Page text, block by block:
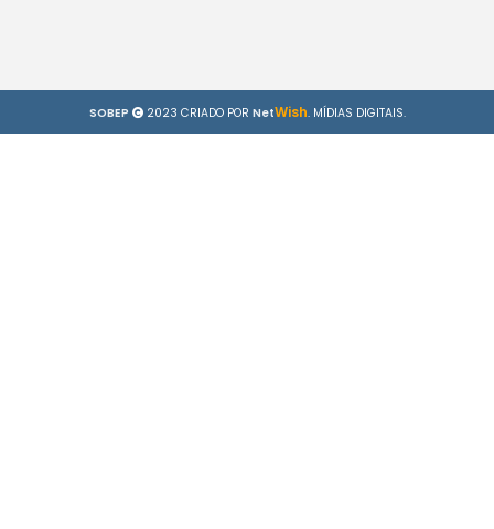
SOBEP 2023 CRIADO POR NetWish. MÍDIAS DIGITAIS.